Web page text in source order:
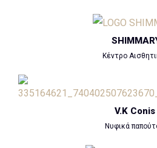
Κέντρο
V.K Conis
Νυφικά